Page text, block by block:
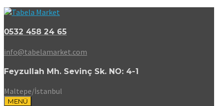
0532 458 24 65
info@tabelamarket.com
Feyzullah Mh. Sevinç Sk. NO: 4-1
Maltepe/İstanbul
MENÜ